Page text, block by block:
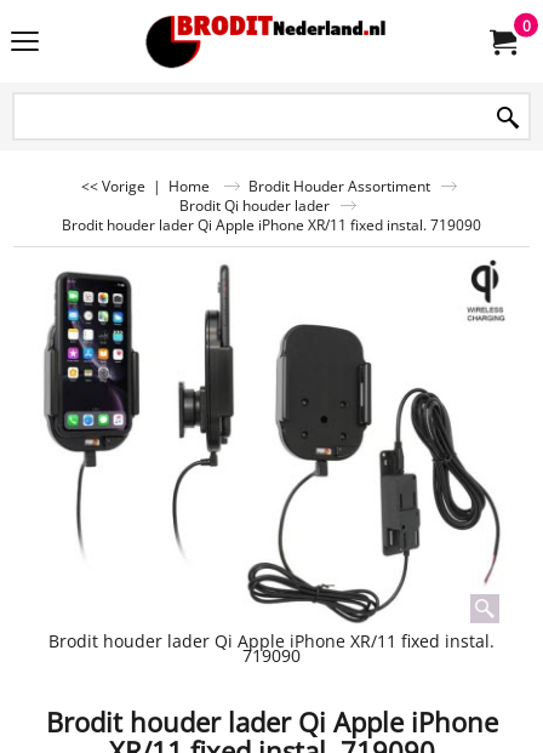
0
<< Vorige | Home
Brodit Houder Assortiment
Brodit Qi houder lader
Brodit houder lader Qi Apple iPhone XR/11 fixed instal. 719090
Brodit houder lader Qi Apple iPhone XR/11 fixed instal.
719090
Brodit houder lader Qi Apple iPhone